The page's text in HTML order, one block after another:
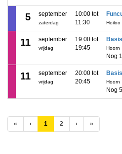
5 september
zaterdag
10:00 tot
11:30
Heiloo
11 september
vrijdag
19:00 tot
19:45
Hoorn
Nog
11 september
vrijdag
20:00 tot
20:45
Hoorn
Nog
« ‹ 1 (huidige)
2 › »